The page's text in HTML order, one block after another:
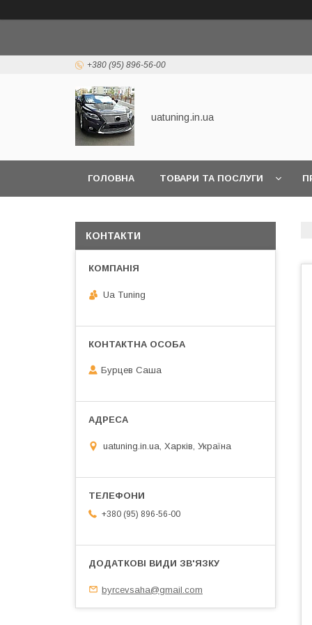
+380 (95) 896-56-00
uatuning.in.ua
ГОЛОВНА ТОВАРИ ТА ПОСЛУГИ
КОНТАКТИ
Ua Tuning
Бурцев Саша
uatuning.in.ua, Харків, Україна
+380 (95) 896-56-00
byrcevsaha@gmail.com